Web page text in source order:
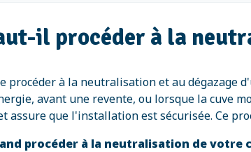
il procéder à la
procéder à la neutralisation et au dégazage
avant une revente, ou lorsque la cuve
assure que l'installation est sécurisée. Ce
procéder à la neutralisation de votre